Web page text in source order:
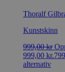
Thoralf
Kunstskinn
999,00kr
999,00 kr.
alternativ